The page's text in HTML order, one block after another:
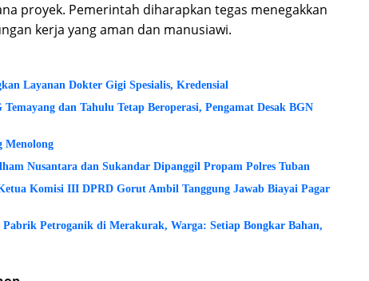
proyek. Pemerintah diharapkan tegas menegakkan
kerja yang aman dan manusiawi.
Layanan Dokter Gigi Spesialis, Kredensial
dan Tahulu Tetap Beroperasi, Pengamat Desak BGN
Menolong
Nusantara dan Sukandar Dipanggil Propam Polres Tuban
Komisi III DPRD Gorut Ambil Tanggung Jawab Biayai Pagar
Petroganik di Merakurak, Warga: Setiap Bongkar Bahan,